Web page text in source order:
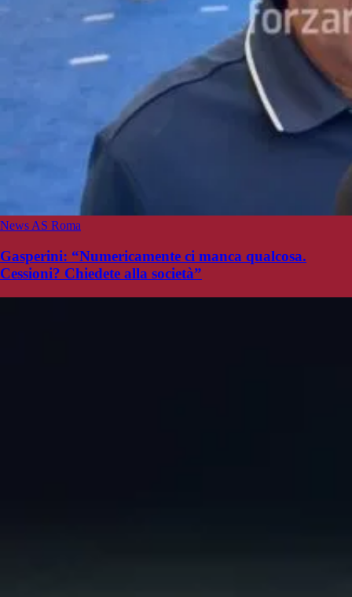
News AS Roma
Gasperini: “Numericamente ci manca qualcosa.
Cessioni? Chiedete alla società”